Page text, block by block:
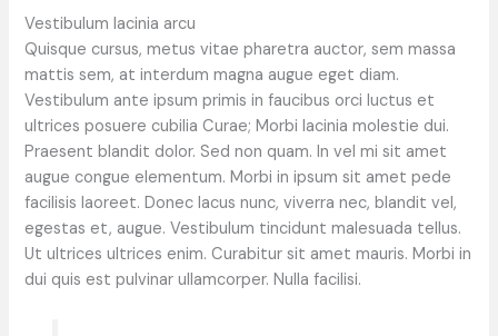
Vestibulum lacinia arcu
Quisque cursus, metus vitae pharetra auctor, sem massa
mattis sem, at interdum magna augue eget diam.
Vestibulum ante ipsum primis in faucibus orci luctus et
ultrices posuere cubilia Curae; Morbi lacinia molestie dui.
Praesent blandit dolor. Sed non quam. In vel mi sit amet
augue congue elementum. Morbi in ipsum sit amet pede
facilisis laoreet. Donec lacus nunc, viverra nec, blandit vel,
egestas et, augue. Vestibulum tincidunt malesuada tellus.
Ut ultrices ultrices enim. Curabitur sit amet mauris. Morbi in
dui quis est pulvinar ullamcorper. Nulla facilisi.